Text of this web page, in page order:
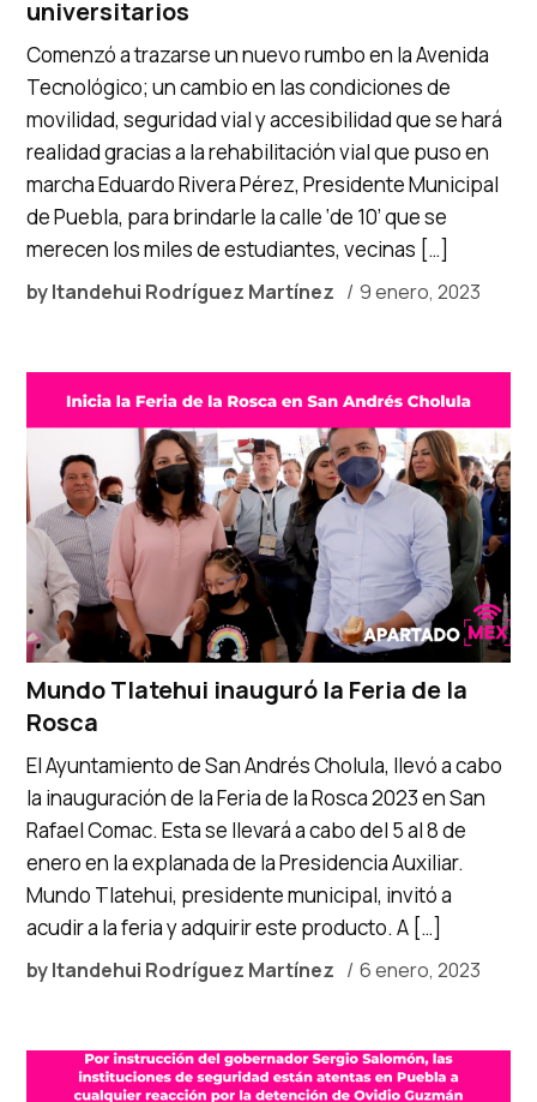
universitarios
byItandehui Rodríguez Martínez 9 enero, 2023
Comenzó a trazarse un nuevo rumbo en la Avenida
Tecnológico; un cambio en las condiciones de
movilidad, seguridad vial y accesibilidad que se hará
realidad gracias a la rehabilitación vial que puso en
marcha Eduardo Rivera Pérez, Presidente Municipal
de Puebla, para brindarle la calle ‘de 10’ que se
merecen los miles de estudiantes, vecinas […]
Mundo Tlatehui inauguró la Feria de la
Rosca
byItandehui Rodríguez Martínez 6 enero, 2023
El Ayuntamiento de San Andrés Cholula, llevó a cabo
la inauguración de la Feria de la Rosca 2023 en San
Rafael Comac. Esta se llevará a cabo del 5 al 8 de
enero en la explanada de la Presidencia Auxiliar.
Mundo Tlatehui, presidente municipal, invitó a
acudir a la feria y adquirir este producto. A […]